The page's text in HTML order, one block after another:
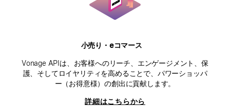
小売り・eコマース
Vonage APIは、お客様へのリーチ、エンゲージメント、保
護、そしてロイヤリティを高めることで、パワーショッパ
ー（お得意様）の創出に貢献します。
詳細はこちらから